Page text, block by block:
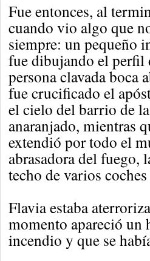
Fue entonces, al
cuando vio algo que
siempre: un pequeño
fue dibujando el perfil
persona clavada boca
fue crucificado el
el cielo del barrio de
anaranjado, mientras
extendió por todo el
abrasadora del fuego,
techo de varios
Flavia estaba
momento apareció un
incendio y que se